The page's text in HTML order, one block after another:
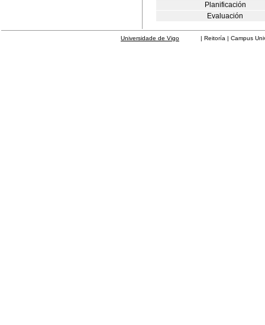
Planificación
Evaluación
Universidade de Vigo | Reitoría | Campus